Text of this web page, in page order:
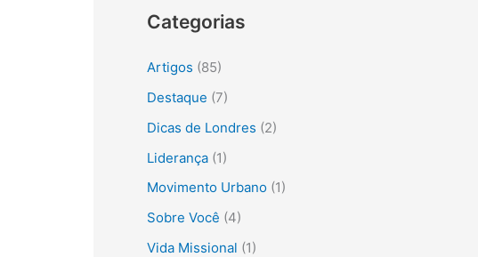
q
u
r
p
o
r
Categorias
Artigos (85)
Destaque (7)
Dicas de Londres (2)
Liderança (1)
Movimento Urbano (1)
Sobre Você (4)
Vida Missional (1)